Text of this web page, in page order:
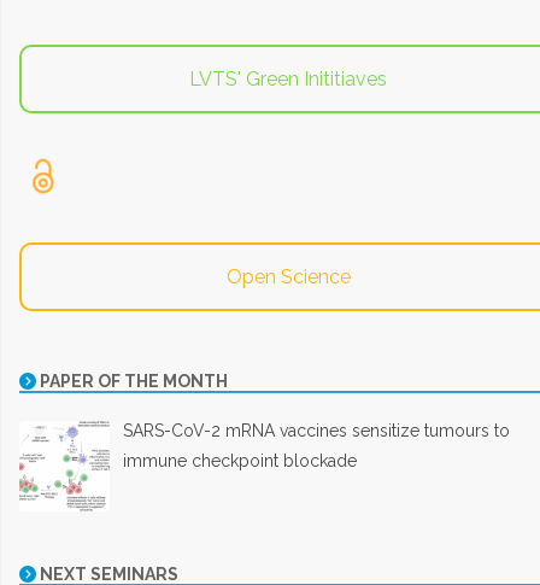
LVTS' Green Inititiaves
Open Science
PAPER OF THE MONTH
SARS-CoV-2 mRNA vaccines sensitize tumours to
immune checkpoint blockade
NEXT SEMINARS